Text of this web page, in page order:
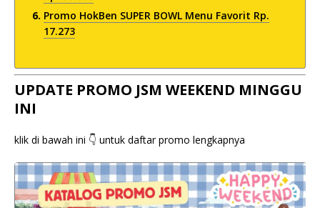
Promo HokBen SUPER BOWL Menu Favorit Rp.
17.273
UPDATE PROMO JSM WEEKEND MINGGU
INI
klik di bawah ini 👇 untuk daftar promo lengkapnya